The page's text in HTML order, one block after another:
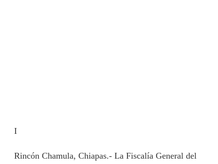
I
Rincón Chamula, Chiapas.- La Fiscalía General del